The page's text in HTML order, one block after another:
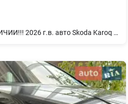
Авто в НАЛИЧИИ!!! В НАЛИЧИИ!!! 2026 г.в. авто Skoda Karoq Selection PLUS 1.4TSI 110kw / 150 л.с. 8 AT гидротрансформатор AISIN (Автоматическая КПП) в белом цвете металлик MOON 2Y2Y Selection PLUS Комплектация : Selection Plus – Электрический багажник Виртуальная педаль с взмахом ноги – Лобовое стекло с подогревом – Подогрев передних и задних сидений – "PARK DISTANCE CONTROL" - датчики парковки спереди и сзади – С камерой заднего вида Стоимость авто 1 339 000 грн с НДС. Мы работаем, свет есть (если нет, то у нас работает генератор). За более подробной информацией обращайтесь по номеру телефона